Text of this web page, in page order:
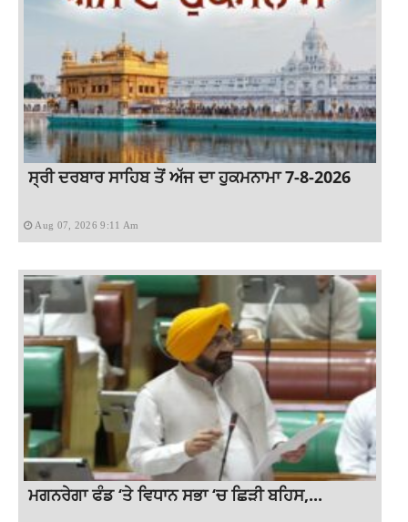
ਸ੍ਰੀ ਦਰਬਾਰ ਸਾਹਿਬ ਤੋਂ ਅੱਜ ਦਾ ਹੁਕਮਨਾਮਾ 7-8-2026
Aug 07, 2026 9:11 Am
ਮਗਨਰੇਗਾ ਫੰਡ ‘ਤੇ ਵਿਧਾਨ ਸਭਾ ‘ਚ ਛਿੜੀ ਬਹਿਸ,...